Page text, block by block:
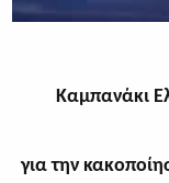
Καμπανάκι
για την